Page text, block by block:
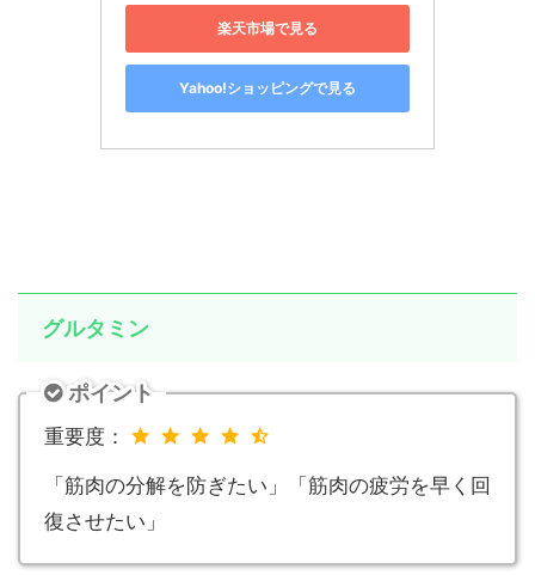
楽天市場で見る
Yahoo!ショッピングで見る
グルタミン
ポイント
重要度：
「筋肉の分解を防ぎたい」「筋肉の疲労を早く回
復させたい」